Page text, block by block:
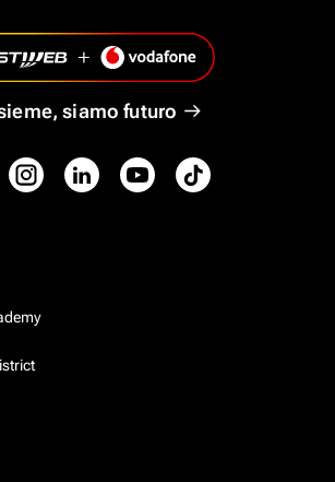
siamo futuro